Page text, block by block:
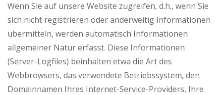
Wenn Sie auf unsere Website zugreifen, d.h., wenn Sie
sich nicht registrieren oder anderweitig Informationen
übermitteln, werden automatisch Informationen
allgemeiner Natur erfasst. Diese Informationen
(Server-Logfiles) beinhalten etwa die Art des
Webbrowsers, das verwendete Betriebssystem, den
Domainnamen Ihres Internet-Service-Providers, Ihre